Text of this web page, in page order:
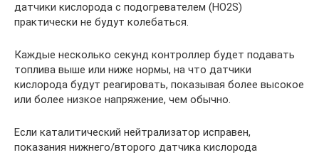
датчики кислорода с подогревателем (HO2S)
практически не будут колебаться.
Каждые несколько секунд контроллер будет подавать
топлива выше или ниже нормы, на что датчики
кислорода будут реагировать, показывая более высокое
или более низкое напряжение, чем обычно.
Если каталитический нейтрализатор исправен,
показания нижнего/второго датчика кислорода